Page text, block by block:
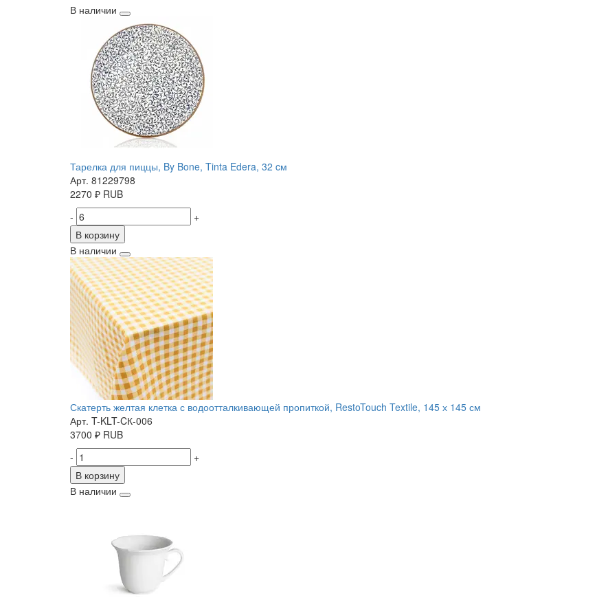
В наличии
Тарелка для пиццы, By Bone, Tinta Edera, 32 cм
Арт. 81229798
2270 ₽ RUB
-
+
В корзину
В наличии
Скатерть желтая клетка с водоотталкивающей пропиткой, RestoTouch Textile, 145 х 145 см
Арт. T-KLT-CК-006
3700 ₽ RUB
-
+
В корзину
В наличии